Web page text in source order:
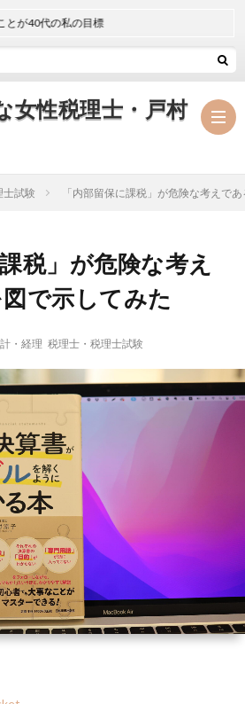
女性税理士・戸村
ー
HP
マ
筆
セ
講
代の私の目標
士試験 「内部留保に課税」が危険な考えで
税」が危険な考え
で示してみた
・経理 税理士・税理士試験